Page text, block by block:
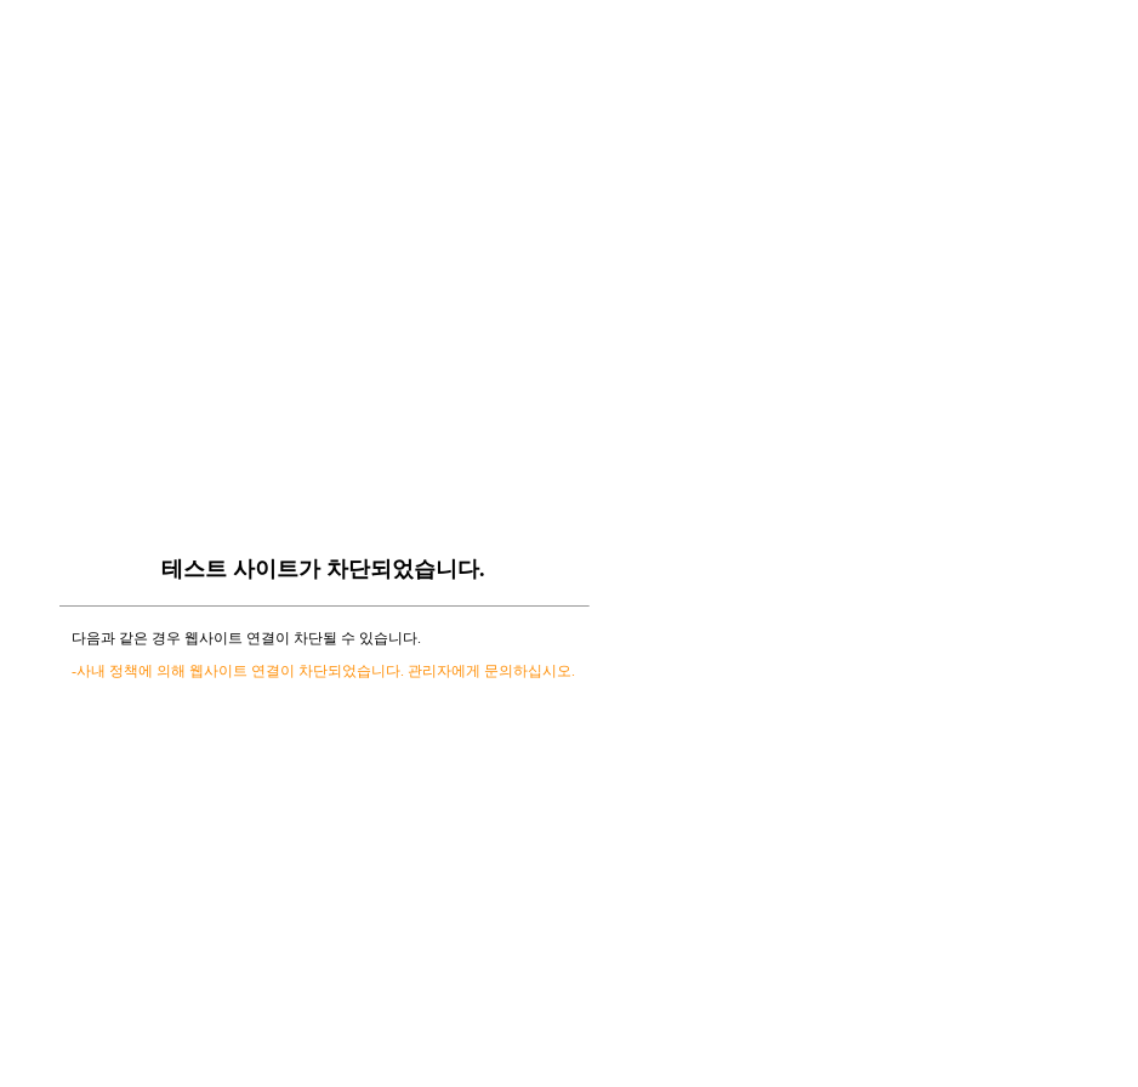
테스트 사이트가 차단되었습니다.
다음과 같은 경우 웹사이트 연결이 차단될 수 있습니다.
-사내 정책에 의해 웹사이트 연결이 차단되었습니다. 관리자에게 문의하십시오.